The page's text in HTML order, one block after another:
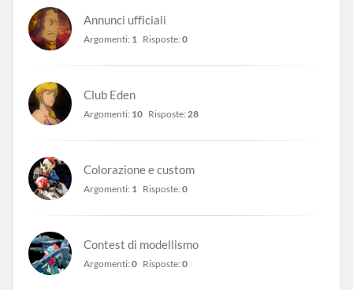
Annunci ufficiali
Argomenti: 1 Risposte: 0
Club Eden
Argomenti: 10 Risposte: 28
Colorazione e custom
Argomenti: 1 Risposte: 0
Contest di modellismo
Argomenti: 0 Risposte: 0